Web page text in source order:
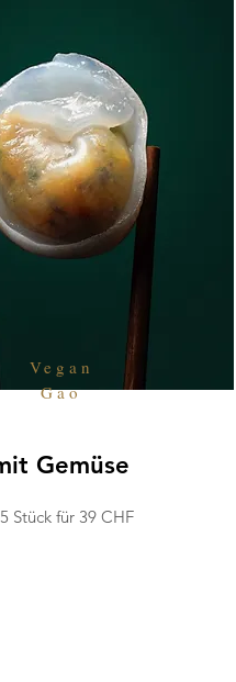
Vegan
Gao
Gemüse
Stück für 39 CHF